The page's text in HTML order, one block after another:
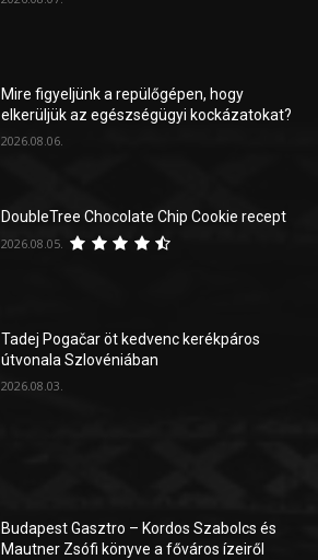
Mire figyeljünk a repülőgépen, hogy
elkerüljük az egészségügyi kockázatokat?
2026.08.06.
DoubleTree Chocolate Chip Cookie recept
2026.08.05.
Tadej Pogačar öt kedvenc kerékpáros
útvonala Szlovéniában
2026.08.03.
Budapest Gasztro – Kordos Szabolcs és
Mautner Zsófi könyve a főváros ízeiről